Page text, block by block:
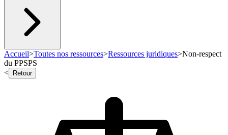
Accueil>Toutes nos ressources>Ressources juridiques>Non-respect
du PPSPS
<
Retour